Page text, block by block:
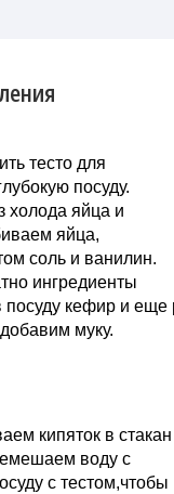
тесто для
посуду.
холода яйца и
яйца,
соль и ванилин.
ингредиенты
кефир и еще
муку.
кипяток в стакан
воду с
с тестом,чтобы